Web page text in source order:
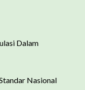
Dalam
Nasional